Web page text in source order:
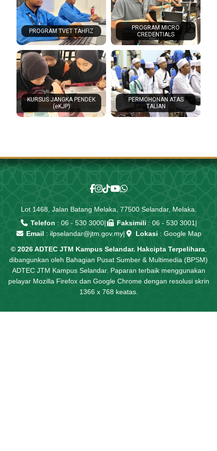
PROGRAM TVET TAHFIZ
PROGRAM MICRO
CREDENTIALS
KURSUS JANGKA PENDEK
(eKJP)
PERMOHONAN ATAS
TALIAN
Lot 1468, Jalan Batang Melaka, 77500 Selandar, Melaka.
Telefon : 06 - 530 3000| Faksimili : 06 - 530 3001 |
Email : ilpselandar@jtm.gov.my| Lokasi : Google Map
© 2026 ADTEC JTM Kampus Selandar. Hakcipta Terpelihara,
dibangunkan oleh Bahagian Pusat Sumber & Multimedia (BPSM)
ADTEC JTM Kampus Selandar. Paparan terbaik menggunakan
pelayar Mozilla Firefox dan Google Chrome dengan resolusi skrin
1366 x 768 keatas.